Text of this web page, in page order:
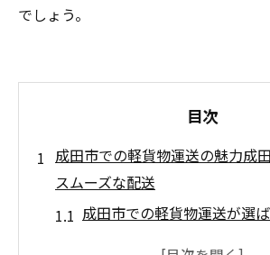
でしょう。
目次
成田市での軽貨物運送の魅力成
スムーズな配送
成田市での軽貨物運送が選
成田市の物流環境と軽貨物